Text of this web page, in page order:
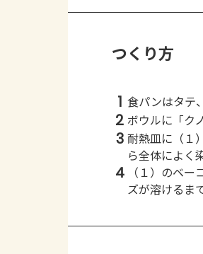
つくり方
1 食パンはタテ
2 ボウルに「ク
3 耐熱皿に（１
ら全体によく
4
（１）のベ
ズが溶けるま